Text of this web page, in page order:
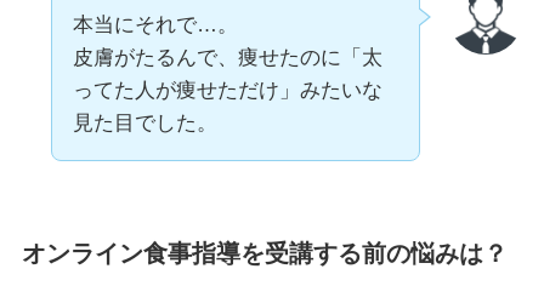
本当にそれで…。
皮膚がたるんで、痩せたのに「太
ってた人が痩せただけ」みたいな
見た目でした。
オンライン食事指導を受講する前の悩みは？